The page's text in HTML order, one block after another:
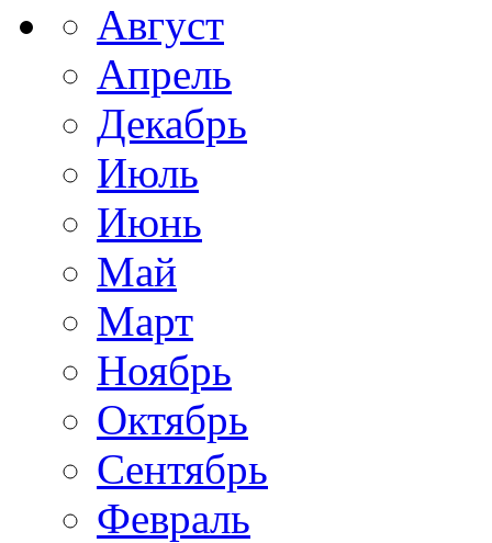
Август
Апрель
Декабрь
Июль
Июнь
Май
Март
Ноябрь
Октябрь
Сентябрь
Февраль